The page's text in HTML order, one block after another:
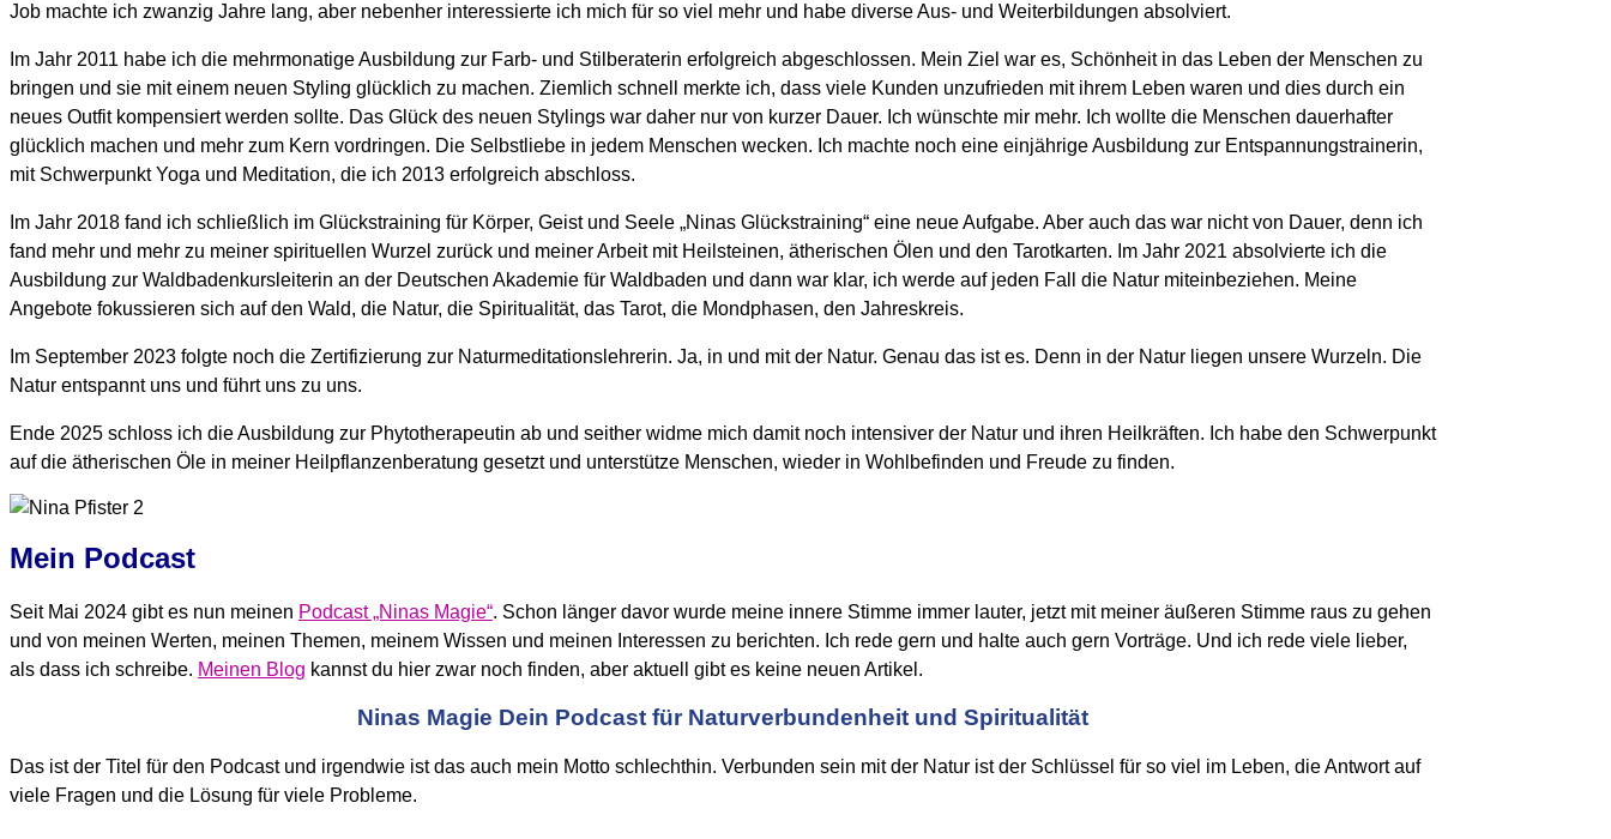
Job machte ich zwanzig Jahre lang, aber nebenher interessierte ich mich für so viel mehr und habe diverse Aus- und Weiterbildungen absolviert.
Im Jahr 2011 habe ich die mehrmonatige Ausbildung zur Farb- und Stilberaterin erfolgreich abgeschlossen. Mein Ziel war es, Schönheit in das Leben der Menschen zu
bringen und sie mit einem neuen Styling glücklich zu machen. Ziemlich schnell merkte ich, dass viele Kunden unzufrieden mit ihrem Leben waren und dies durch ein
neues Outfit kompensiert werden sollte. Das Glück des neuen Stylings war daher nur von kurzer Dauer. Ich wünschte mir mehr. Ich wollte die Menschen dauerhafter
glücklich machen und mehr zum Kern vordringen. Die Selbstliebe in jedem Menschen wecken. Ich machte noch eine einjährige Ausbildung zur Entspannungstrainerin,
mit Schwerpunkt Yoga und Meditation, die ich 2013 erfolgreich abschloss.
Im Jahr 2018 fand ich schließlich im Glückstraining für Körper, Geist und Seele „Ninas Glückstraining“ eine neue Aufgabe. Aber auch das war nicht von Dauer, denn ich
fand mehr und mehr zu meiner spirituellen Wurzel zurück und meiner Arbeit mit Heilsteinen, ätherischen Ölen und den Tarotkarten. Im Jahr 2021 absolvierte ich die
Ausbildung zur Waldbadenkursleiterin an der Deutschen Akademie für Waldbaden und dann war klar, ich werde auf jeden Fall die Natur miteinbeziehen. Meine
Angebote fokussieren sich auf den Wald, die Natur, die Spiritualität, das Tarot, die Mondphasen, den Jahreskreis.
Im September 2023 folgte noch die Zertifizierung zur Naturmeditationslehrerin. Ja, in und mit der Natur. Genau das ist es. Denn in der Natur liegen unsere Wurzeln. Die
Natur entspannt uns und führt uns zu uns.
Ende 2025 schloss ich die Ausbildung zur Phytotherapeutin ab und seither widme mich damit noch intensiver der Natur und ihren Heilkräften. Ich habe den Schwerpunkt
auf die ätherischen Öle in meiner Heilpflanzenberatung gesetzt und unterstütze Menschen, wieder in Wohlbefinden und Freude zu finden.
Mein Podcast
Seit Mai 2024 gibt es nun meinen Podcast „Ninas Magie“. Schon länger davor wurde meine innere Stimme immer lauter, jetzt mit meiner äußeren Stimme raus zu gehen
und von meinen Werten, meinen Themen, meinem Wissen und meinen Interessen zu berichten. Ich rede gern und halte auch gern Vorträge. Und ich rede viele lieber,
als dass ich schreibe. Meinen Blog kannst du hier zwar noch finden, aber aktuell gibt es keine neuen Artikel.
Ninas Magie Dein Podcast für Naturverbundenheit und Spiritualität
Das ist der Titel für den Podcast und irgendwie ist das auch mein Motto schlechthin. Verbunden sein mit der Natur ist der Schlüssel für so viel im Leben, die Antwort auf
viele Fragen und die Lösung für viele Probleme.